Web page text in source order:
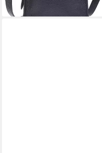
lieferbar - in 3-4 Werktagen bei dir